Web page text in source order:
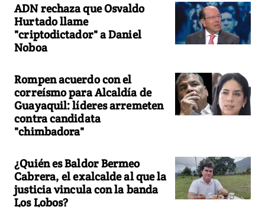
ADN rechaza que Osvaldo
Hurtado llame
"criptodictador" a Daniel
Noboa
Rompen acuerdo con el
correísmo para Alcaldía de
Guayaquil: líderes arremeten
contra candidata
"chimbadora"
¿Quién es Baldor Bermeo
Cabrera, el exalcalde al que la
justicia vincula con la banda
Los Lobos?